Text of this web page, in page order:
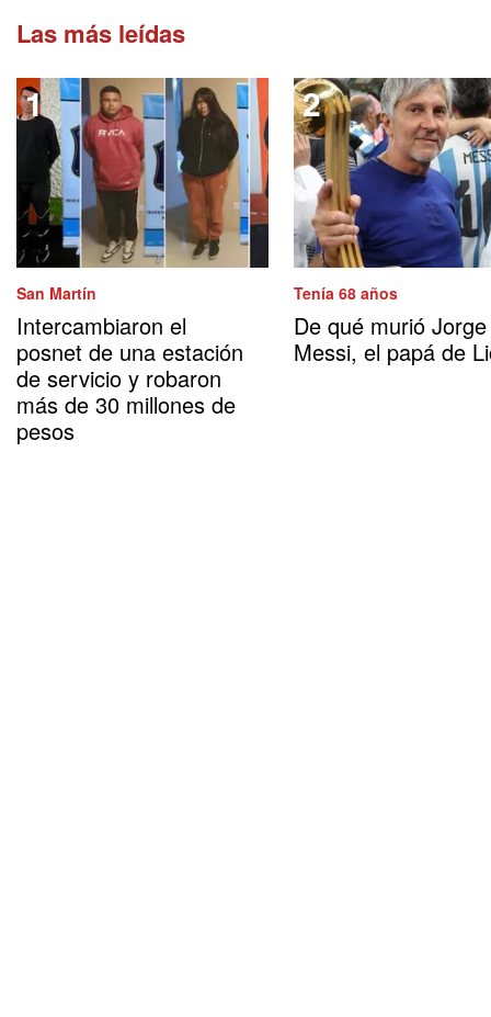
Las más leídas
San Martín
Intercambiaron el
posnet de una estación
de servicio y robaron
más de 30 millones de
pesos
Tenía 68 años
De qué murió Jorge
Messi, el papá de